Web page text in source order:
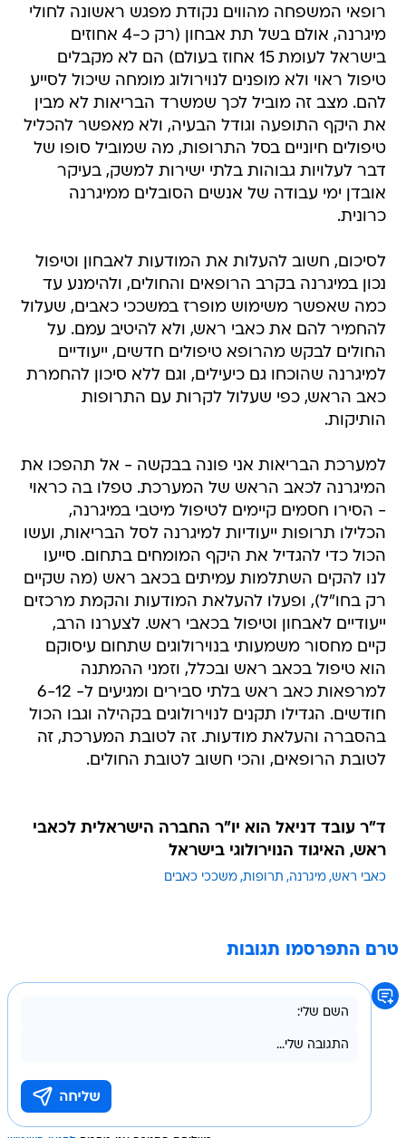
רופאי המשפחה מהווים נקודת מפגש ראשונה לחולי
מיגרנה, אולם בשל תת אבחון (רק כ-4 אחוזים
בישראל לעומת 15 אחוז בעולם) הם לא מקבלים
טיפול ראוי ולא מופנים לנוירולוג מומחה שיכול לסייע
להם. מצב זה מוביל לכך שמשרד הבריאות לא מבין
את היקף התופעה וגודל הבעיה, ולא מאפשר להכליל
טיפולים חיוניים בסל התרופות, מה שמוביל סופו של
דבר לעלויות גבוהות בלתי ישירות למשק, בעיקר
אובדן ימי עבודה של אנשים הסובלים ממיגרנה
כרונית.
לסיכום, חשוב להעלות את המודעות לאבחון וטיפול
נכון במיגרנה בקרב הרופאים והחולים, ולהימנע עד
כמה שאפשר משימוש מופרז במשככי כאבים, שעלול
להחמיר להם את כאבי ראש, ולא להיטיב עמם. על
החולים לבקש מהרופא טיפולים חדשים, ייעודיים
למיגרנה שהוכחו גם כיעילים, וגם ללא סיכון להחמרת
כאב הראש, כפי שעלול לקרות עם התרופות
הותיקות.
למערכת הבריאות אני פונה בבקשה - אל תהפכו את
המיגרנה לכאב הראש של המערכת. טפלו בה כראוי
- הסירו חסמים קיימים לטיפול מיטבי במיגרנה,
הכלילו תרופות ייעודיות למיגרנה לסל הבריאות, ועשו
הכול כדי להגדיל את היקף המומחים בתחום. סייעו
לנו להקים השתלמות עמיתים בכאב ראש (מה שקיים
רק בחו"ל), ופעלו להעלאת המודעות והקמת מרכזים
ייעודיים לאבחון וטיפול בכאבי ראש. לצערנו הרב,
קיים מחסור משמעותי בנוירולוגים שתחום עיסוקם
הוא טיפול בכאב ראש ובכלל, וזמני ההמתנה
למרפאות כאב ראש בלתי סבירים ומגיעים ל- 6-12
חודשים. הגדילו תקנים לנוירולוגים בקהילה וגבו הכול
בהסברה והעלאת מודעות. זה לטובת המערכת, זה
לטובת הרופאים, והכי חשוב לטובת החולים.
ד"ר עובד דניאל הוא יו"ר החברה הישראלית לכאבי
ראש, האיגוד הנוירולוגי בישראל
כאבי ראש מיגרנה תרופות משככי כאבים
טרם התפרסמו תגובות